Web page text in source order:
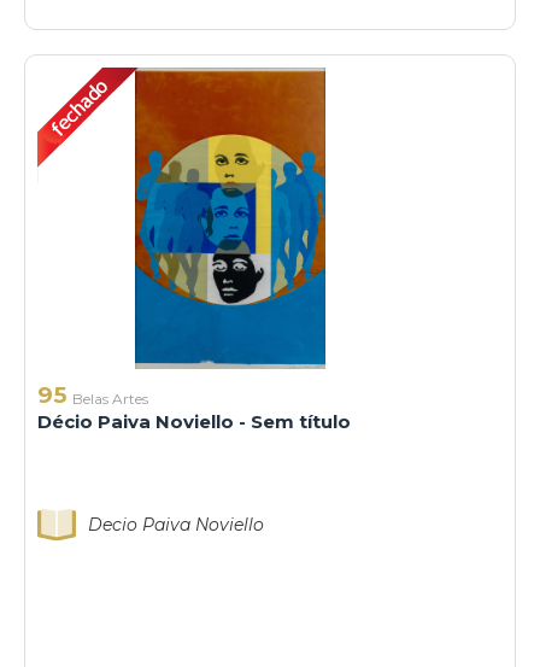
95 Belas Artes
Décio Paiva Noviello - Sem título
Decio Paiva Noviello